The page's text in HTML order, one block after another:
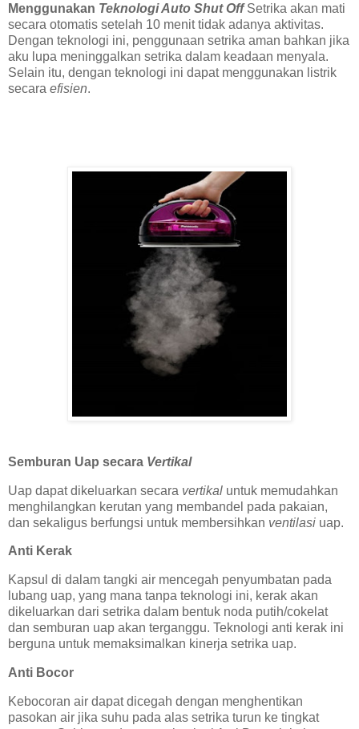
Menggunakan Teknologi Auto Shut OffSetrika akan mati
secara otomatis setelah 10 menit tidak adanya aktivitas.
Dengan teknologi ini, penggunaan setrika aman bahkan jika
aku lupa meninggalkan setrika dalam keadaan menyala.
Selain itu, dengan teknologi ini dapat menggunakan listrik
secara efisien.
Semburan Uap secara Vertikal
Uap dapat dikeluarkan secara vertikal untuk memudahkan
menghilangkan kerutan yang membandel pada pakaian,
dan sekaligus berfungsi untuk membersihkan ventilasi uap.
Anti Kerak
Kapsul di dalam tangki air mencegah penyumbatan pada
lubang uap, yang mana tanpa teknologi ini, kerak akan
dikeluarkan dari setrika dalam bentuk noda putih/cokelat
dan semburan uap akan terganggu. Teknologi anti kerak ini
berguna untuk memaksimalkan kinerja setrika uap.
Anti Bocor
Kebocoran air dapat dicegah dengan menghentikan
pasokan air jika suhu pada alas setrika turun ke tingkat